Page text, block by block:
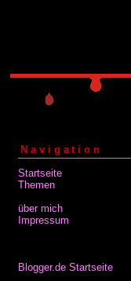
Navigation
Startseite
Themen
über mich
Impressum
Blogger.de Startseite